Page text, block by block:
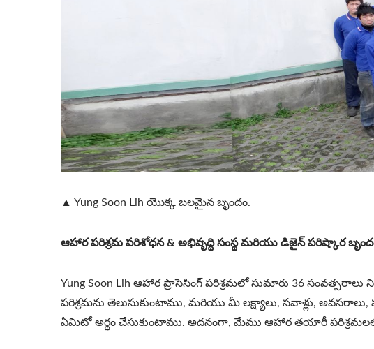
▲ Yung Soon Lih యొక్క బలమైన బృందం.
ఆహార పరిశ్రమ పరిశోధన & అభివృద్ధి సంస్థ మరియు డిజైన్ పరిష్కార
Yung Soon Lih ఆహార ప్రాసెసింగ్ పరిశ్రమలో సుమారు 36
పరిశ్రమను తెలుసుకుంటాము, మరియు మీ లక్ష్యాలు, సవాళ్లు,
ఏమిటో అర్థం చేసుకుంటాము. అదనంగా, మేము ఆహార తయారీ